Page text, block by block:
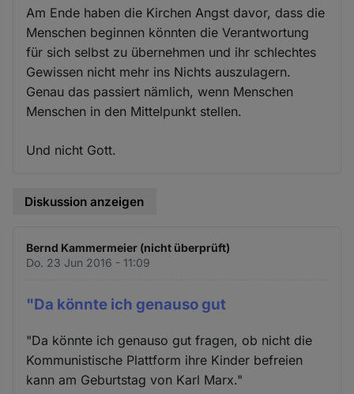
Am Ende haben die Kirchen Angst davor, dass die
Menschen beginnen könnten die Verantwortung
für sich selbst zu übernehmen und ihr schlechtes
Gewissen nicht mehr ins Nichts auszulagern.
Genau das passiert nämlich, wenn Menschen
Menschen in den Mittelpunkt stellen.
Und nicht Gott.
Diskussion anzeigen
Bernd Kammermeier (nicht überprüft)
Do. 23 Jun 2016 - 11:09
"Da könnte ich genauso gut
"Da könnte ich genauso gut fragen, ob nicht die
Kommunistische Plattform ihre Kinder befreien
kann am Geburtstag von Karl Marx."